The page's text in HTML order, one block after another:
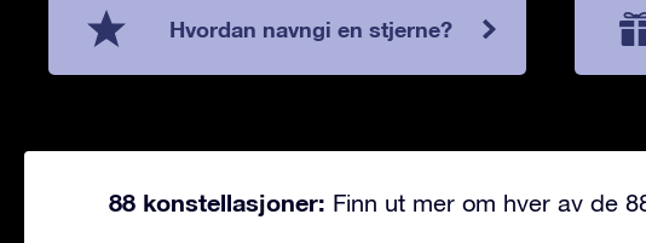
Hvordan navngi en stjerne?
88 konstellasjoner: Finn ut mer om hver av de